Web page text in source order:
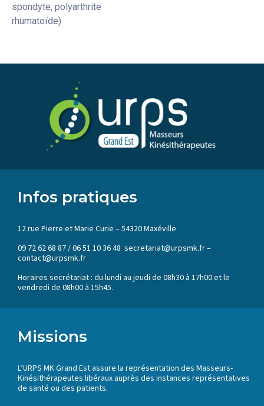
spondyte, polyarthrite
rhumatoïde)
Infos pratiques
12 rue Pierre et Marie Curie – 54320 Maxéville
09 72 62 68 87 / 06 51 10 36 48 secretariat@urpsmk.fr –
contact@urpsmk.fr
Horaires secrétariat : du lundi au jeudi de 08h30 à 17h00 et le
vendredi de 08h00 à 15h45.
Missions
L’URPS MK Grand Est assure la représentation des Masseurs-
Kinésithérapeutes libéraux auprès des instances représentatives
de santé ou des patients.